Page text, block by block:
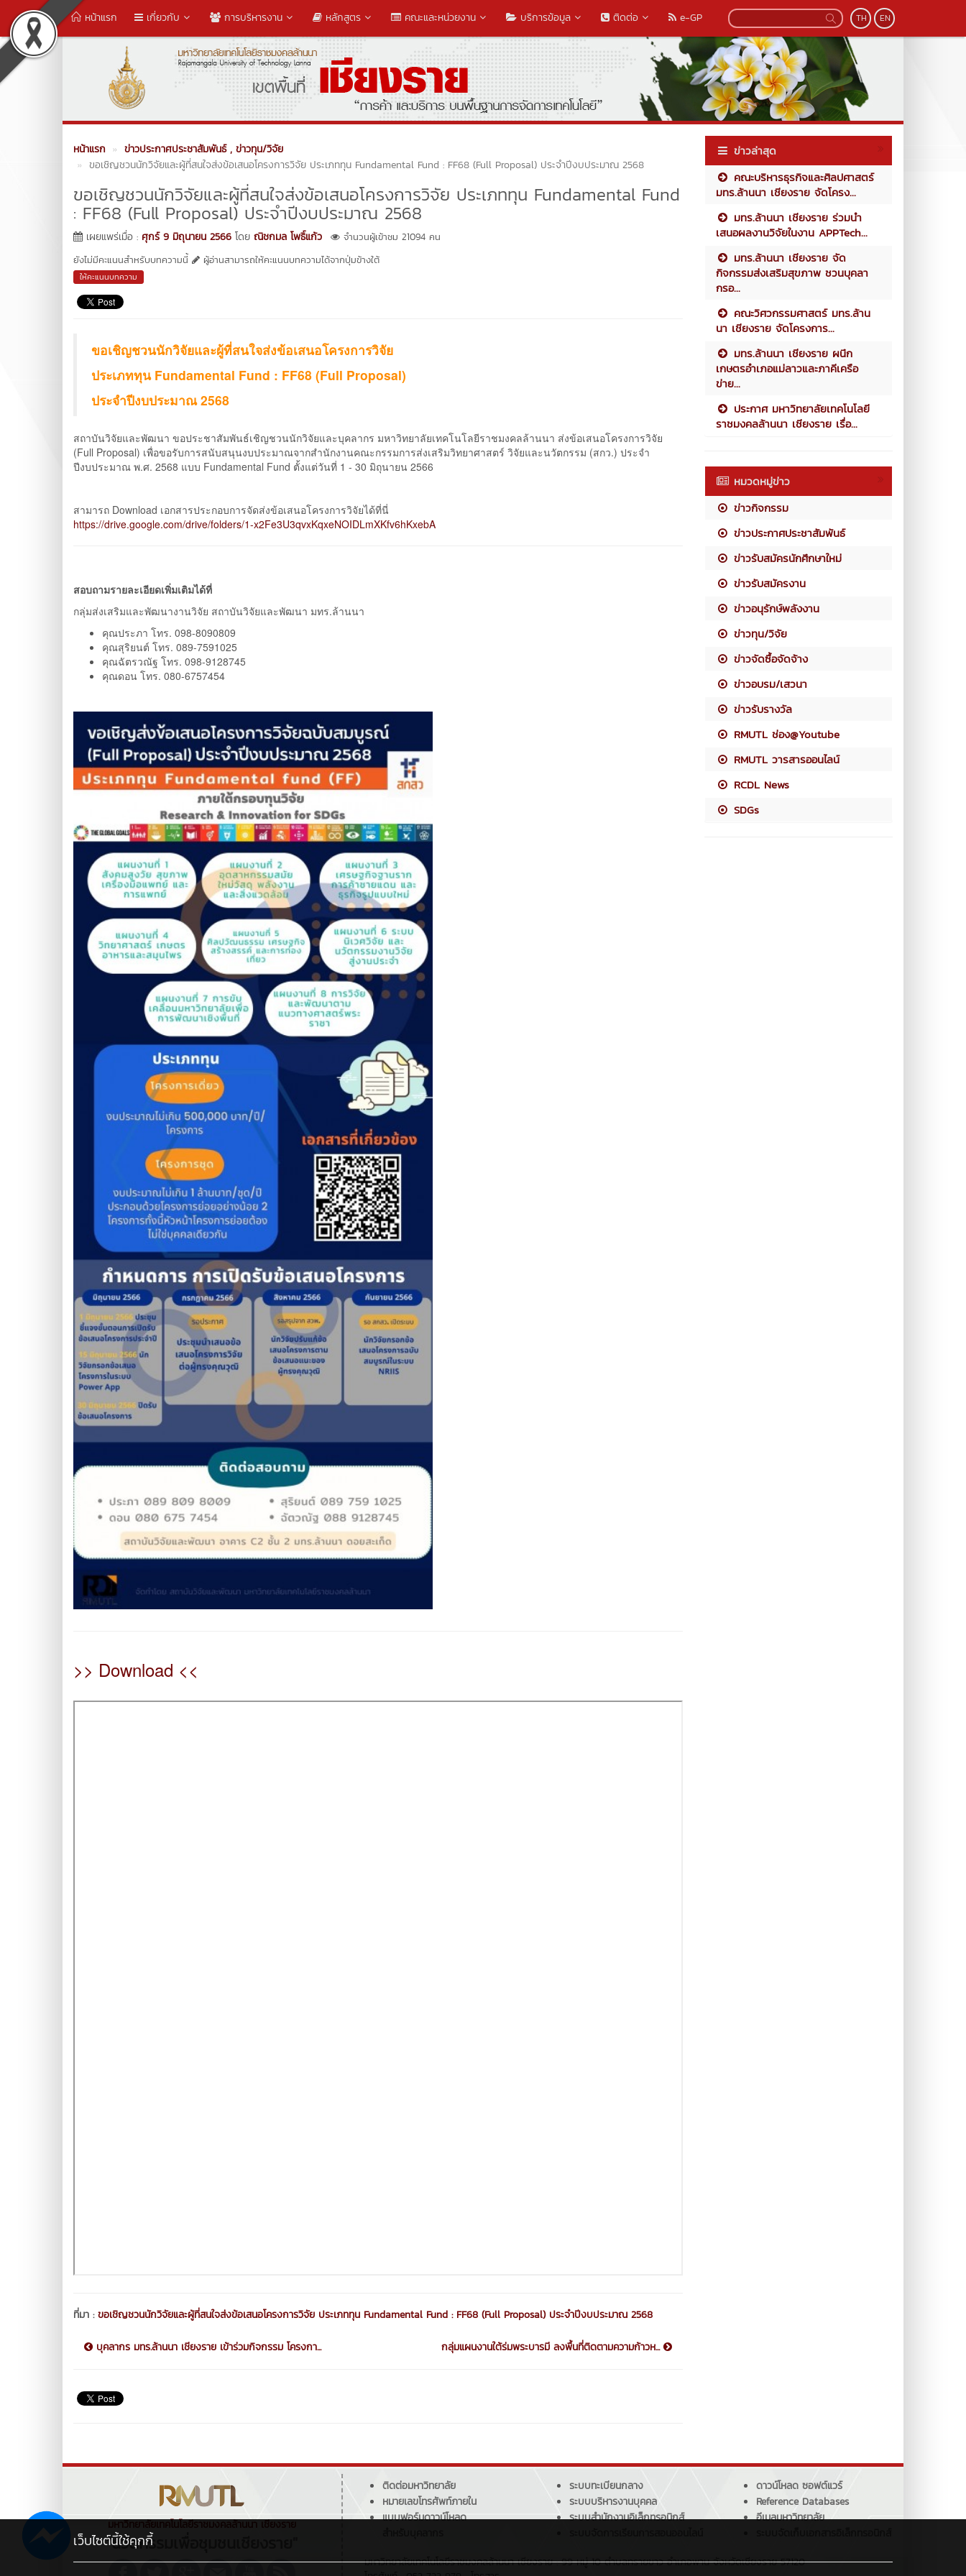
หน้าแรก เกี่ยวกับ การบริหารงาน หลักสูตร คณะและหน่วยงาน บริการข้อมูล ติดต่อ e-GP TH EN
หน้าแรก ข่าวประกาศประชาสัมพันธ์ , ข่าวทุน/วิจัย
ขอเชิญชวนนักวิจัยและผู้ที่สนใจส่งข้อเสนอโครงการวิจัย ประเภททุน Fundamental Fund : FF68 (Full Proposal) ประจำปีงบประมาณ 2568
ขอเชิญชวนนักวิจัยและผู้ที่สนใจส่งข้อเสนอโครงการวิจัย ประเภททุน Fundamental Fund
: FF68 (Full Proposal) ประจำปีงบประมาณ 2568
เผยแพร่เมื่อ : ศุกร์ 9 มิถุนายน 2566 โดย ณิชกมล โพธิ์แก้ว
จำนวนผู้เข้าชม 21094 คน
ยังไม่มีคะแนนสำหรับบทความนี้
ผู้อ่านสามารถให้คะแนนบทความได้จากปุ่มข้างใต้
ให้คะแนนบทความ
ขอเชิญชวนนักวิจัยและผู้ที่สนใจส่งข้อเสนอโครงการวิจัย
ประเภททุน Fundamental Fund : FF68 (Full Proposal)
ประจำปีงบประมาณ 2568
สถาบันวิจัยและพัฒนา ขอประชาสัมพันธ์เชิญชวนนักวิจัยและบุคลากร มหาวิทยาลัยเทคโนโลยีราชมงคลล้านนา ส่งข้อเสนอโครงการวิจัย
(Full Proposal) เพื่อขอรับการสนับสนุนงบประมาณจากสำนักงานคณะกรรมการส่งเสริมวิทยาศาสตร์ วิจัยและนวัตกรรม (สกว.) ประจำ
ปีงบประมาณ พ.ศ. 2568 แบบ Fundamental Fund ตั้งแต่วันที่ 1 - 30 มิถุนายน 2566
สามารถ Download เอกสารประกอบการจัดส่งข้อเสนอโครงการวิจัยได้ที่นี่
https://drive.google.com/drive/folders/1-x2Fe3U3qvxKqxeNOIDLmXKfv6hKxebA
สอบถามรายละเอียดเพิ่มเติมได้ที่
กลุ่มส่งเสริมและพัฒนางานวิจัย สถาบันวิจัยและพัฒนา มทร.ล้านนา
คุณประภา โทร. 098-8090809
คุณสุริยนต์ โทร. 089-7591025
คุณฉัตรวณัฐ โทร. 098-9128745
คุณดอน โทร. 080-6757454
>> Download <<
ที่มา :ขอเชิญชวนนักวิจัยและผู้ที่สนใจส่งข้อเสนอโครงการวิจัย ประเภททุน Fundamental Fund : FF68 (Full Proposal) ประจำปีงบประมาณ 2568
บุคลากร มทร.ล้านนา เชียงราย เข้าร่วมกิจกรรม โครงกา... กลุ่มแผนงานใต้ร่มพระบารมี ลงพื้นที่ติดตามความก้าวห...
ข่าวล่าสุด
คณะบริหารธุรกิจและศิลปศาสตร์
มทร.ล้านนา เชียงราย จัดโครง...
มทร.ล้านนา เชียงราย ร่วมนำ
เสนอผลงานวิจัยในงาน APPTech...
มทร.ล้านนา เชียงราย จัด
กิจกรรมส่งเสริมสุขภาพ ชวนบุคลา
กรอ...
คณะวิศวกรรมศาสตร์ มทร.ล้าน
นา เชียงราย จัดโครงการ...
มทร.ล้านนา เชียงราย ผนึก
เกษตรอำเภอแม่ลาวและภาคีเครือ
ข่าย...
ประกาศ มหาวิทยาลัยเทคโนโลยี
ราชมงคลล้านนา เชียงราย เรื่อ...
หมวดหมู่ข่าว
ข่าวกิจกรรม
ข่าวประกาศประชาสัมพันธ์
ข่าวรับสมัครนักศึกษาใหม่
ข่าวรับสมัครงาน
ข่าวอนุรักษ์พลังงาน
ข่าวทุน/วิจัย
ข่าวจัดซื้อจัดจ้าง
ข่าวอบรม/เสวนา
ข่าวรับรางวัล
RMUTL ช่อง@Youtube
RMUTL วารสารออนไลน์
RCDL News
SDGs
มหาวิทยาลัยเทคโนโลยีราชมงคลล้านนา เชียงราย
"นวัตกรรมเพื่อชุมชนเชียงราย"
ติดต่อมหาวิทยาลัย
หมายเลขโทรศัพท์ภายใน
แบบฟอร์มดาวน์โหลด
ระบบทะเบียนกลาง
ระบบบริหารงานบุคคล
ระบบสำนักงานอิเล็กทรอนิกส์
ดาวน์โหลด ซอฟต์แวร์
Reference Databases
อีเมลมหาวิทยาลัย
มหาวิทยาลัยเทคโนโลยีราชมงคลล้านนา เชียงราย : 99 หมู่ 10 ตำบลทรายขาว อำเภอพาน จังหวัดเชียงราย 57120
เว็บไซต์นี้ใช้คุกกี้